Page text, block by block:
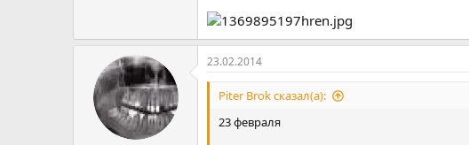
23.02.2014
Piter Brok сказал(а):
23 февраля